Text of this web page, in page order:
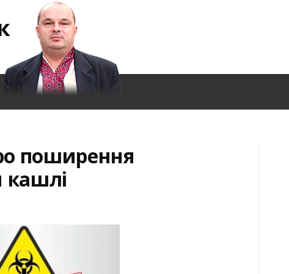
поширення
кашлі